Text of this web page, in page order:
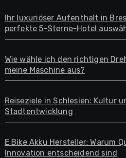
Ihr luxuriöser Aufenthalt in
perfekte 5-Sterne-Hotel
Wie wähle ich den richtigen
meine Maschine aus?
Reiseziele in Schlesien: Kultur
Stadtentwicklung
E Bike Akku Hersteller: Warum
Innovation entscheidend sind